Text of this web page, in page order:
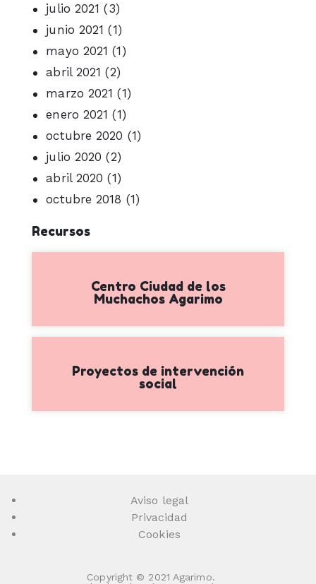
julio 2021 (3)
junio 2021 (1)
mayo 2021 (1)
abril 2021 (2)
marzo 2021 (1)
enero 2021 (1)
octubre 2020 (1)
julio 2020 (2)
abril 2020 (1)
octubre 2018 (1)
Recursos
Centro Ciudad de los
Muchachos Agarimo
Proyectos de intervención
social
Copyright © 2021 Agarimo.
Aviso legal
Privacidad
Cookies